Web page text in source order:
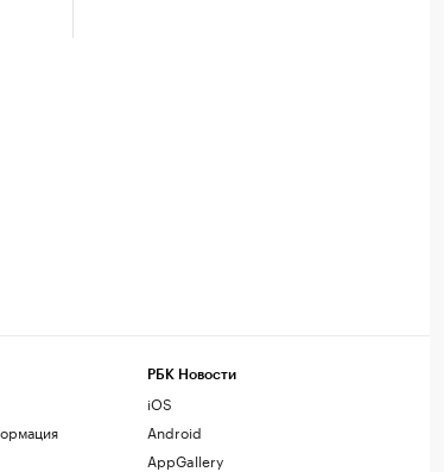
РБК Новости
iOS
Android
AppGallery